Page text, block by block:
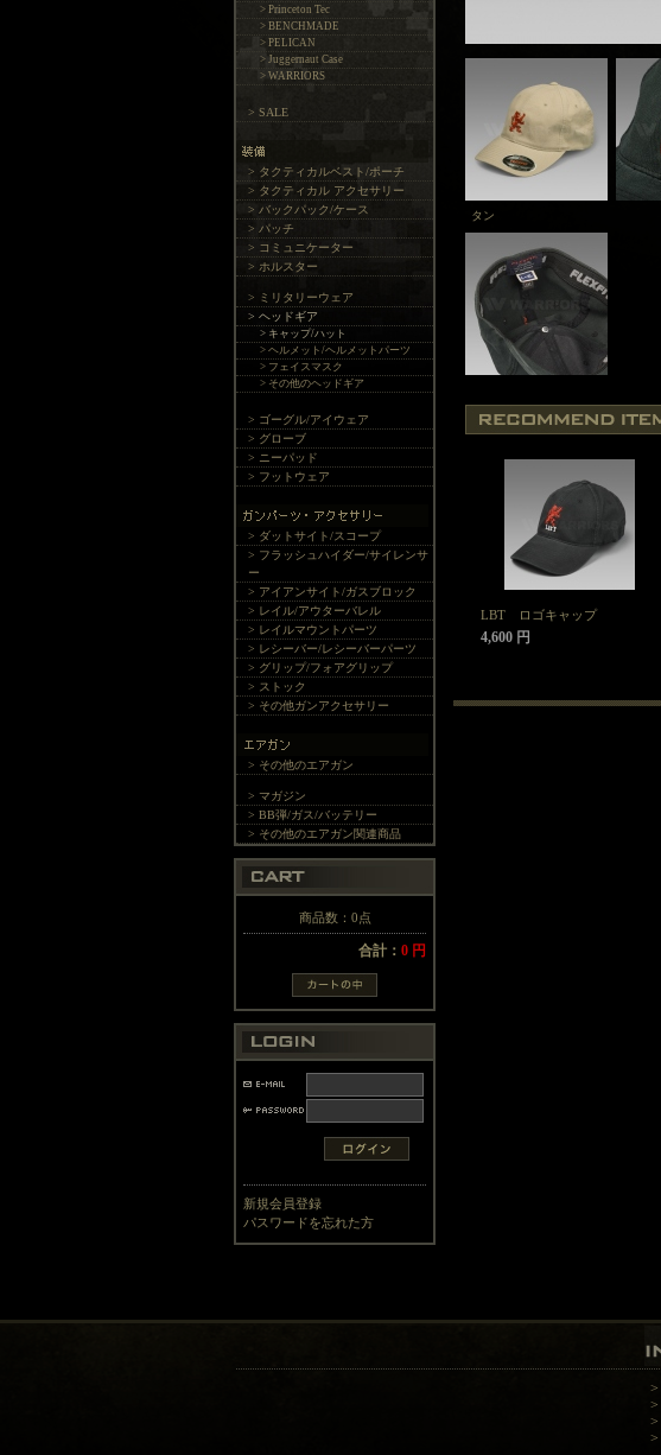
> Princeton Tec
> BENCHMADE
> PELICAN
> Juggernaut Case
> WARRIORS
> SALE
> タクティカルベスト/ポーチ
> タクティカル アクセサリー
> バックパック/ケース
> パッチ
> コミュニケーター
> ホルスター
> ミリタリーウェア
> ヘッドギア
> キャップ/ハット
> ヘルメット/ヘルメットパーツ
> フェイスマスク
> その他のヘッドギア
> ゴーグル/アイウェア
> グローブ
> ニーパッド
> フットウェア
> ダットサイト/スコープ
> フラッシュハイダー/サイレンサ
ー
> アイアンサイト/ガスブロック
> レイル/アウターバレル
> レイルマウントパーツ
> レシーバー/レシーバーパーツ
> グリップ/フォアグリップ
> ストック
> その他ガンアクセサリー
> その他のエアガン
> マガジン
> BB弾/ガス/バッテリー
> その他のエアガン関連商品
商品数：0点
合計： 0 円
新規会員登録
パスワードを忘れた方
タン
LBT ロゴキャップ
4,600 円
>
>
>
>